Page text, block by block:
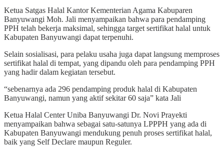
Ketua Satgas Halal Kantor Kementerian Agama Kabuparen
Banyuwangi Moh. Jali menyampaikan bahwa para pendamping
PPH telah bekerja maksimal, sehingga target sertifikat halal untuk
Kabupaten Banyuwangi dapat terpenuhi.
Selain sosialisasi, para pelaku usaha juga dapat langsung memproses
sertifikat halal di tempat, yang dipandu oleh para pendamping PPH
yang hadir dalam kegiatan tersebut.
“sebenarnya ada 296 pendamping produk halal di Kabupaten
Banyuwangi, namun yang aktif sekitar 60 saja” kata Jali
Ketua Halal Center Uniba Banyuwangi Dr. Novi Prayekti
menyampaikan bahwa sebagai satu-satunya LPPPH yang ada di
Kabupaten Banyuwangi mendukung penuh proses sertifikat halal,
baik yang Self Declare maupun Reguler.